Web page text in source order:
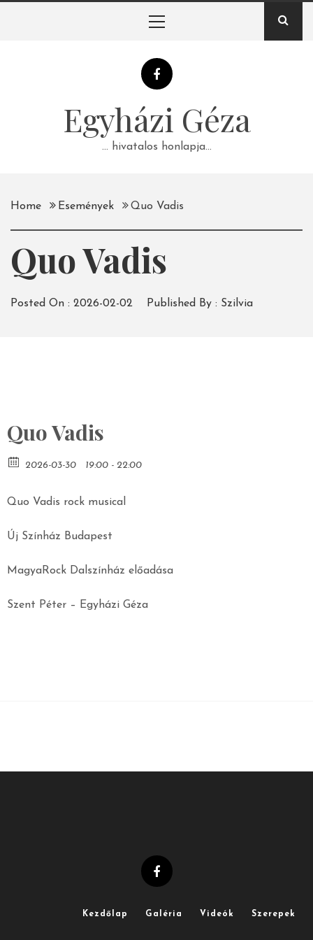
Egyházi Géza
… hivatalos honlapja…
Home Események Quo Vadis
Quo Vadis
Posted On : 2026-02-02 Published By : Szilvia
Quo Vadis
2026-03-30 19:00 - 22:00
Quo Vadis rock musical
Új Színház Budapest
MagyaRock Dalszínház előadása
Szent Péter – Egyházi Géza
Kezdőlap Galéria Videók Szerepek